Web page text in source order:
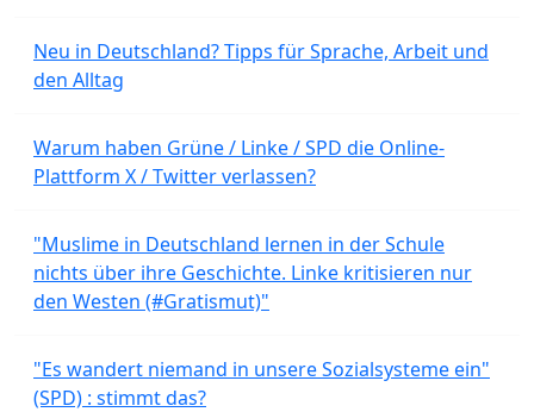
Neu in Deutschland? Tipps für Sprache, Arbeit und
den Alltag
Warum haben Grüne / Linke / SPD die Online-
Plattform X / Twitter verlassen?
"Muslime in Deutschland lernen in der Schule
nichts über ihre Geschichte. Linke kritisieren nur
den Westen (#Gratismut)"
"Es wandert niemand in unsere Sozialsysteme ein"
(SPD) : stimmt das?